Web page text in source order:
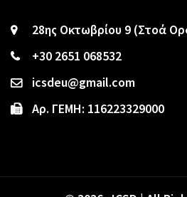
28ης Οκτωβρίου 9 (Στοά
+30 2651 068532
icsdeu@gmail.com
Αρ. ΓΕΜΗ: 116223329000